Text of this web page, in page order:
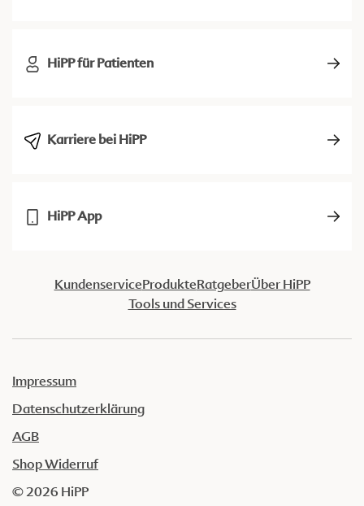
HiPP für Patienten
Karriere bei HiPP
HiPP App
KundenserviceProdukteRatgeberÜber HiPP
Tools und Services
Impressum
Datenschutzerklärung
AGB
Shop Widerruf
© 2026 HiPP